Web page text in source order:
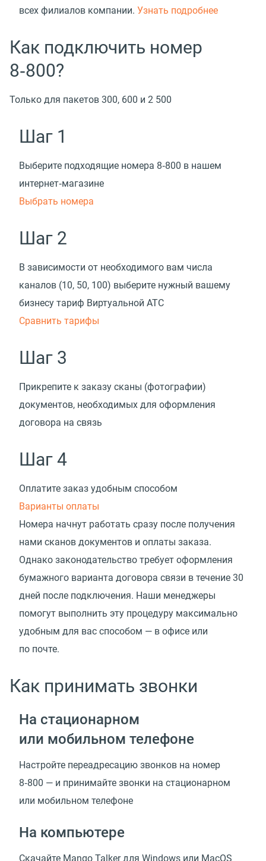
всех филиалов компании. Узнать подробнее
Как подключить номер
8‑800?
Только для пакетов 300, 600 и 2 500
Шаг 1
Выберите подходящие номера 8‑800 в нашем
интернет‑магазине
Выбрать номера
Шаг 2
В зависимости от необходимого вам числа
каналов (10, 50, 100) выберите нужный вашему
бизнесу тариф Виртуальной АТС
Cравнить тарифы
Шаг 3
Прикрепите к заказу сканы (фотографии)
документов, необходимых для оформления
договора на связь
Шаг 4
Оплатите заказ удобным способом
Варианты оплаты
Номера начнут работать сразу после получения
нами сканов документов и оплаты заказа.
Однако законодательство требует оформления
бумажного варианта договора связи в течение 30
дней после подключения. Наши менеджеры
помогут выполнить эту процедуру максимально
удобным для вас способом — в офисе или
по почте.
Как принимать звонки
На стационарном
или мобильном телефоне
Настройте переадресацию звонков на номер
8‑800 — и принимайте звонки на стационарном
или мобильном телефоне
На компьютере
Скачайте Mango Talker для Windows или MacOS